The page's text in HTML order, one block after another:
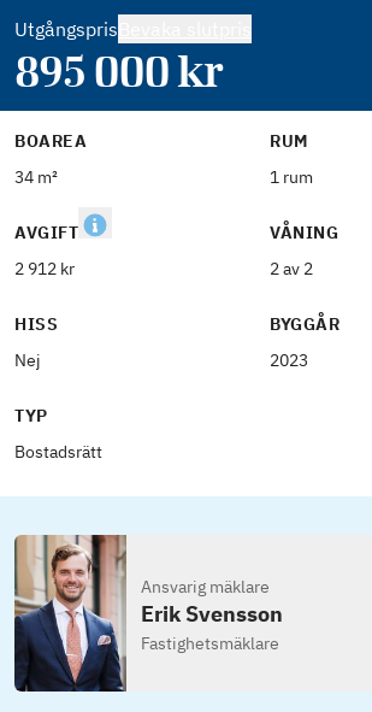
Utgångspris
895 000kr
BOAREA
34 m²
RUM
1 rum
AVGIFT
2 912 kr
VÅNING
2 av 2
HISS
Nej
BYGGÅR
2023
TYP
Bostadsrätt
Ansvarig mäklare
Erik Svensson
Fastighetsmäklare